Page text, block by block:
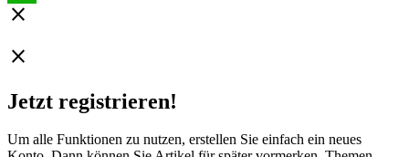
WhatsApp
close
close
Jetzt registrieren!
Um alle Funktionen zu nutzen, erstellen Sie einfach ein neues